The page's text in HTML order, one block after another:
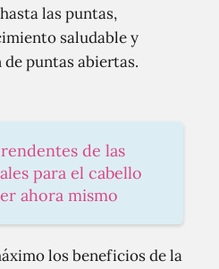
las puntas,
saludable y
puntas abiertas.
de las
para el cabello
ahora mismo
los beneficios de la